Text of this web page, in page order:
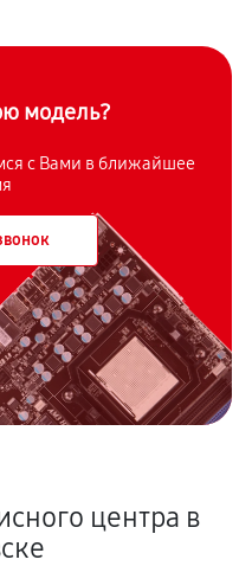
модель?
с Вами в ближайшее
центра в